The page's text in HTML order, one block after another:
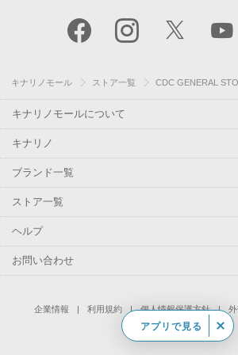
キナリノモール ストア一覧 CDC GENERAL
キナリノモールについて
キナリノ
ブランド一覧
ストア一覧
ヘルプ
お問い合わせ
企業情報 利用規約 個人情報保護方針
© Kakaku.com, Inc.
アプリで見る